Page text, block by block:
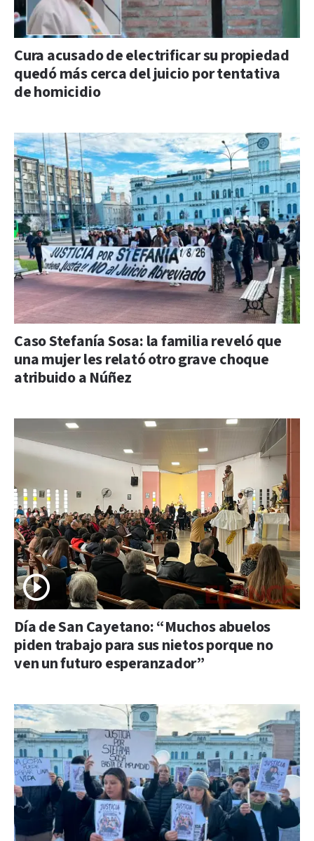
Cura acusado de electrificar su propiedad
quedó más cerca del juicio por tentativa
de homicidio
Caso Stefanía Sosa: la familia reveló que
una mujer les relató otro grave choque
atribuido a Núñez
Día de San Cayetano: “Muchos abuelos
piden trabajo para sus nietos porque no
ven un futuro esperanzador”